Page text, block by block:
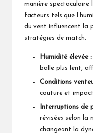
manière spectaculaire
facteurs tels que
du vent influencent la
stratégies de match.
Humidité élevée :
balle plus lent,
Conditions
couture et
Interruptions de
révisées selon la
changeant la